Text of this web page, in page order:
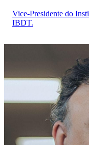
Vice-Presidente do
IBDT.